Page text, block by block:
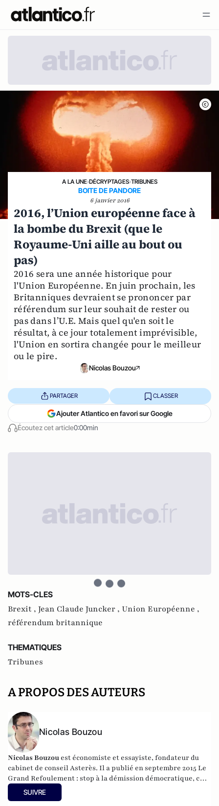
A LA UNE›DÉCRYPTAGES›TRIBUNES
BOITE DE PANDORE
6 janvier 2016
2016, l’Union européenne face à
la bombe du Brexit (que le
Royaume-Uni aille au bout ou
pas)
2016 sera une année historique pour
l'Union Européenne. En juin prochain, les
Britanniques devraient se prononcer par
référendum sur leur souhait de rester ou
pas dans l’U.E. Mais quel qu'en soit le
résultat, à ce jour totalement imprévisible,
l'Union en sortira changée pour le meilleur
ou le pire.
Nicolas Bouzou
Écoutez cet article0:00min
PARTAGER CLASSER
Ajouter Atlantico en favori sur Google
MOTS-CLES
Brexit , Jean Claude Juncker , Union Européenne ,
référendum britannique
THEMATIQUES
Tribunes
A PROPOS DES AUTEURS
Nicolas Bouzou
Nicolas Bouzou est économiste et essayiste, fondateur du
cabinet de conseil Asterès. Il a publié en septembre 2015 Le
Grand Refoulement : stop à la démission démocratique, chez
Plon. Il enseigne à l'Université de Paris II Assas et est le
fondateur du Cercle de Bélem qui regroupe des intellectuels
SUIVRE